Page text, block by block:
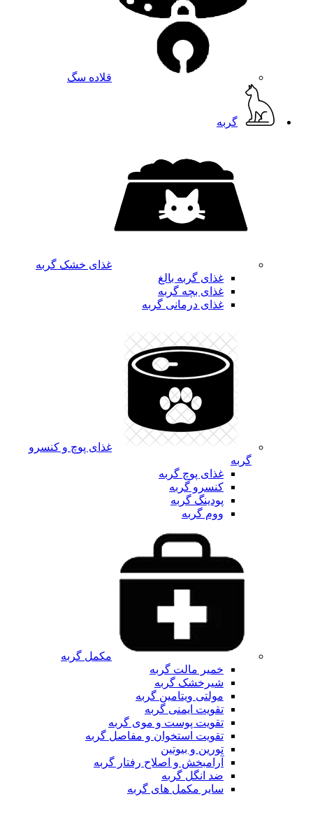
قلاده سگ
گربه
غذای خشک گربه
غذای گربه بالغ
غذای بچه گربه
غذای درمانی گربه
غذای پوچ و کنسرو
گربه
غذای پوچ گربه
کنسرو گربه
پودینگ گربه
ووم گربه
مکمل گربه
خمیر مالت گربه
شیرخشک گربه
مولتی ویتامین گربه
تقویت ایمنی گربه
تقویت پوست و موی گربه
تقویت استخوان و مفاصل گربه
تورین و بیوتین
آرامبخش و اصلاح رفتار گربه
ضد انگل گربه
سایر مکمل های گربه